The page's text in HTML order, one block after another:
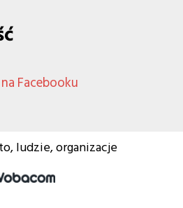
Facebooku
ludzie, organizacje